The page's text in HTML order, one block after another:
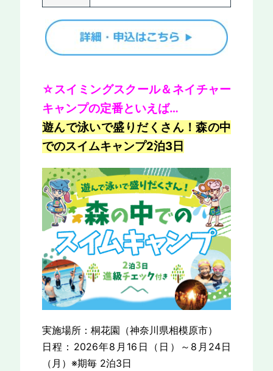
☆スイミングスクール＆ネイチャー
キャンプの定番といえば…
遊んで泳いで盛りだくさん！森の中
でのスイムキャンプ2泊3日
実施場所：桐花園（神奈川県相模原市）
日程：2026年8月16日（日）～8月24日
（月）※期毎 2泊3日